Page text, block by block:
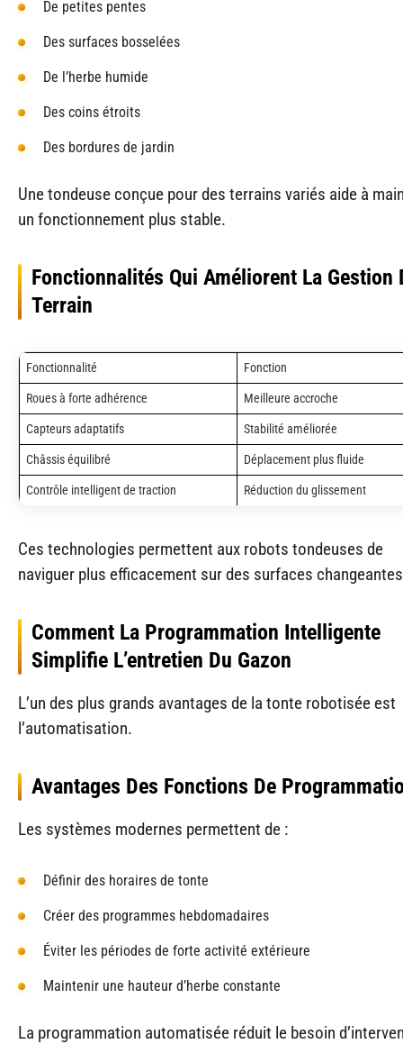
De petites pentes
Des surfaces bosselées
De l’herbe humide
Des coins étroits
Des bordures de jardin
Une tondeuse conçue pour des terrains variés aide à
un fonctionnement plus stable.
Fonctionnalités Qui Améliorent La Gestion
Terrain
Fonctionnalité
Fonction
Roues à forte adhérence
Meilleure accroche
Capteurs adaptatifs
Stabilité améliorée
Châssis équilibré
Déplacement plus fluide
Contrôle intelligent de traction
Réduction du glissement
Ces technologies permettent aux robots tondeuses de
naviguer plus efficacement sur des surfaces
Comment La Programmation Intelligente
Simplifie L’entretien Du Gazon
L’un des plus grands avantages de la tonte robotisée est
l’automatisation.
Avantages Des Fonctions De
Les systèmes modernes permettent de :
Définir des horaires de tonte
Créer des programmes hebdomadaires
Éviter les périodes de forte activité extérieure
Maintenir une hauteur d’herbe constante
La programmation automatisée réduit le besoin